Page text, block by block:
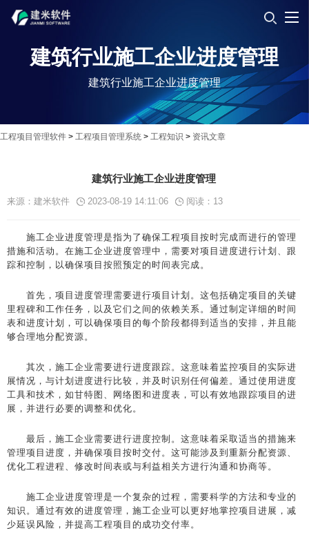
建筑行业施工企业进度管理
建筑行业施工企业进度管理
工程项目管理软件 > 工程项目管理系统 > 工程知识 > 资讯文章
建筑行业施工企业进度管理
来源：建米软件 2023-08-19 14:11:06 阅读： 13
施工企业进度管理是指为了确保工程项目按时完成而进行的管理
措施和活动。在施工企业进度管理中，需要对项目进度进行计划、跟
踪和控制，以确保项目按照预定的时间表完成。
首先，项目进度管理需要进行项目计划。这包括确定项目的关键
里程碑和工作任务，以及它们之间的依赖关系。通过制定详细的时间
表和进度计划，可以确保项目的每个阶段都得到适当的安排，并且能
够合理地分配资源。
其次，施工企业需要进行进度跟踪。这意味着监控项目的实际进
展情况，与计划进度进行比较，并及时识别任何偏差。通过使用进度
工具和技术，如甘特图、网络图和进度表，可以有效地跟踪项目的进
展，并进行必要的调整和优化。
最后，施工企业需要进行进度控制。这意味着采取适当的措施来
管理项目进度，并确保项目按时交付。这可能涉及到重新分配资源、
优化工程进程、修改时间表或与利益相关方进行沟通和协商等。
施工企业进度管理是一个复杂的过程，需要科学的方法和专业的
知识。通过有效的进度管理，施工企业可以更好地掌控项目进展，减
少延误风险，并提高工程项目的成功交付率。